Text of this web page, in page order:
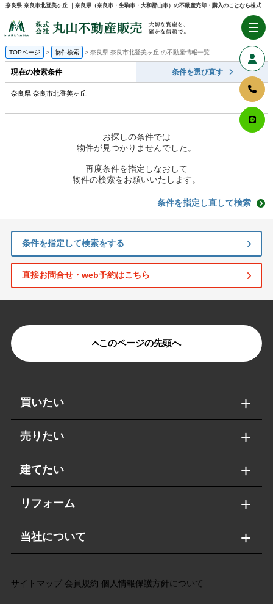
奈良県 奈良市北登美ヶ丘 ｜奈良県（奈良市・生駒市・大和郡山市）の不動産売却・購入のことなら株式会社丸山不動産販売
TOPページ 物件検索 奈良県 奈良市北登美ヶ丘 の不動産情報一覧
現在の検索条件 条件を選び直す
奈良県 奈良市北登美ヶ丘
お探しの条件では
物件が見つかりませんでした。
再度条件を指定しなおして
物件の検索をお願いいたします。
条件を指定し直して検索
条件を指定して検索をする
直接お問合せ・web予約はこちら
このページの先頭へ
買いたい
売りたい
建てたい
リフォーム
当社について
サイトマップ 会員規約 個人情報保護方針について